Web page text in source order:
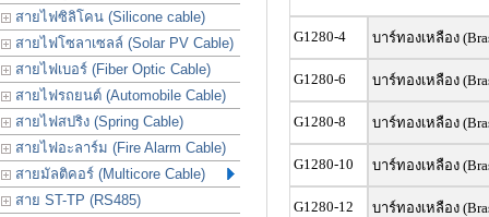
สายไฟซิลิโคน (Silicone cable)
สายไฟโซลาเซลล์ (Solar PV Cable)
สายไฟเบอร์ (Fiber Optic Cable)
สายไฟรถยนต์ (Automobile Cable)
สายไฟสปริง (Spring Cable)
สายไฟอะลาร์ม (Fire Alarm Cable)
สายมัลติคอร์ (Multicore Cable)
สาย ST-TP (RS485)
G1280-4 บาร์ทองเหลือง
G1280-6 บาร์ทองเหลือง
G1280-8 บาร์ทองเหลือง
G1280-10 บาร์ทองเหลือง
G1280-12 บาร์ทองเหลือง